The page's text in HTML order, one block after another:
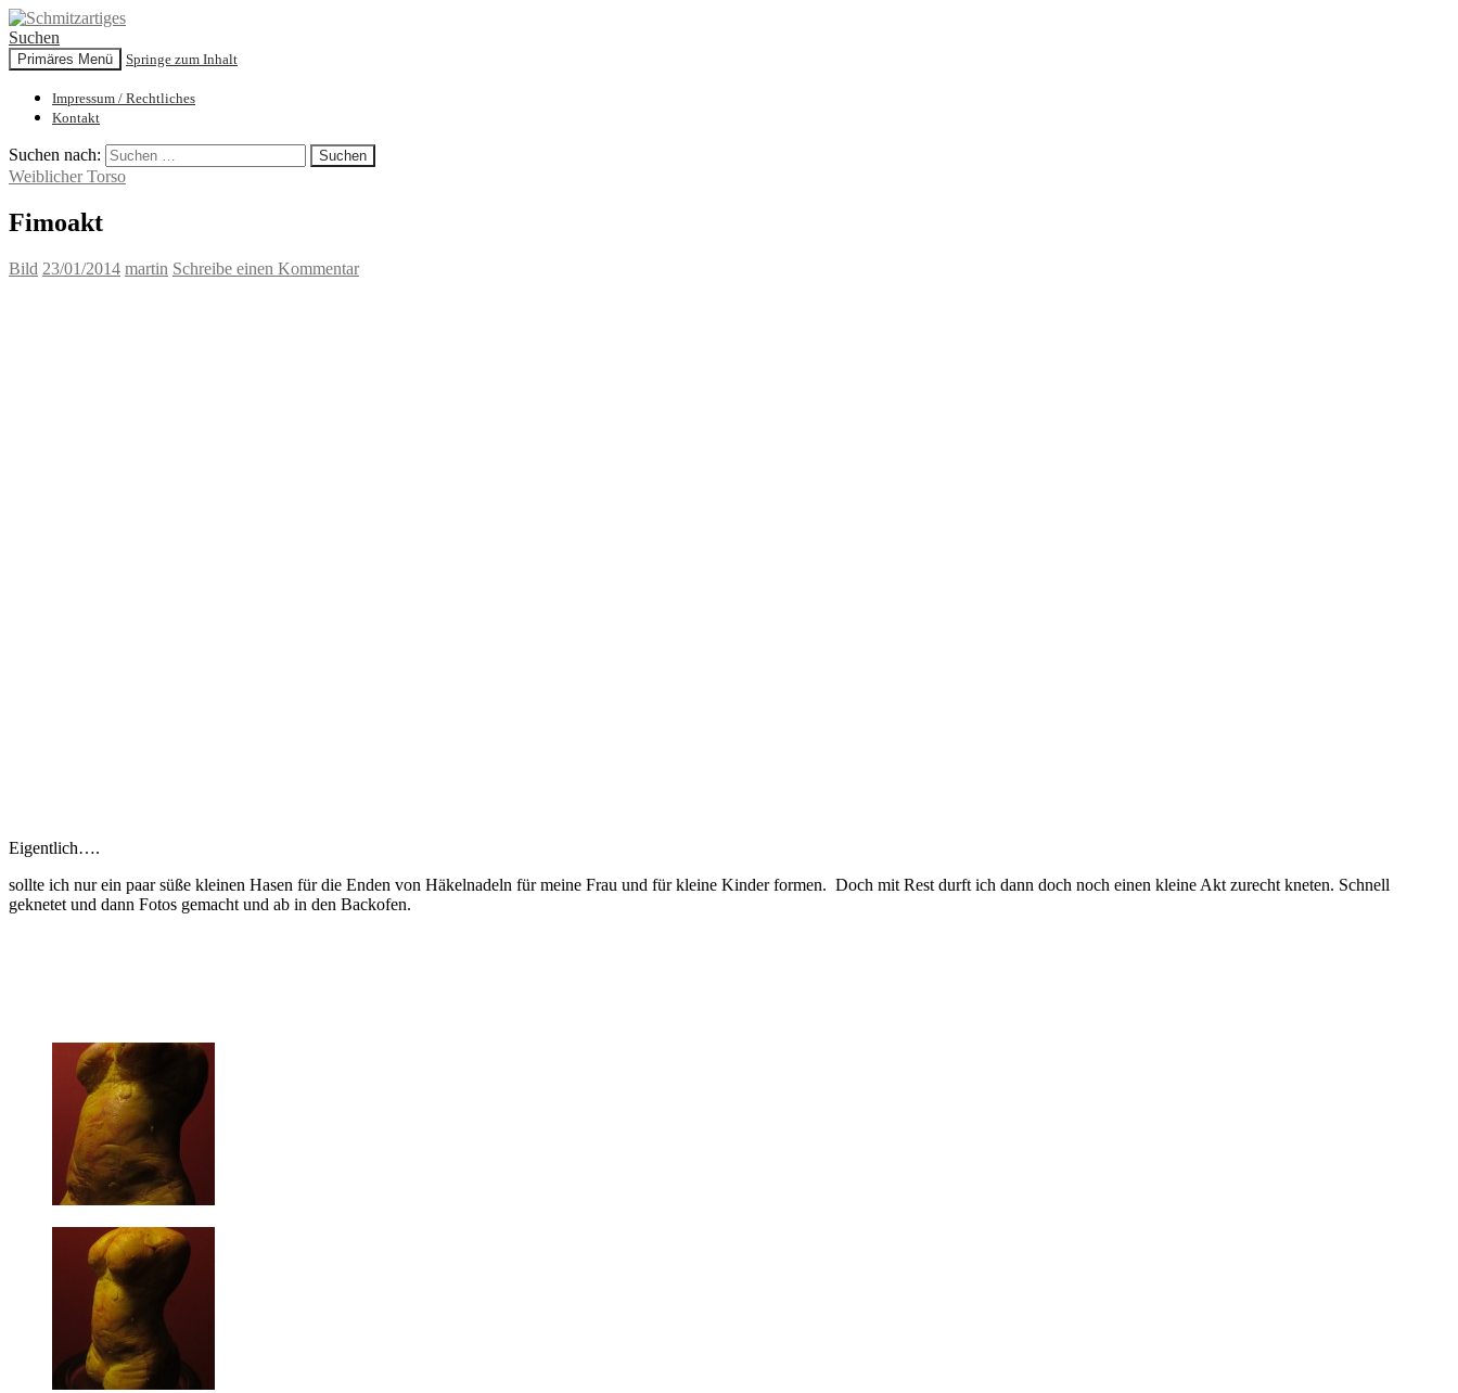
Schmitzartiges
Suchen
Primäres Menü Springe zum Inhalt
Impressum / Rechtliches
Kontakt
Suchen nach:
Weiblicher Torso
Fimoakt
Bild 23/01/2014 martin Schreibe einen Kommentar
Eigentlich….
sollte ich nur ein paar süße kleinen Hasen für die Enden von Häkelnadeln für meine Frau und für kleine Kinder formen. Doch mit Rest durft ich dann doch noch einen kleine Akt zurecht kneten. Schnell
geknetet und dann Fotos gemacht und ab in den Backofen.